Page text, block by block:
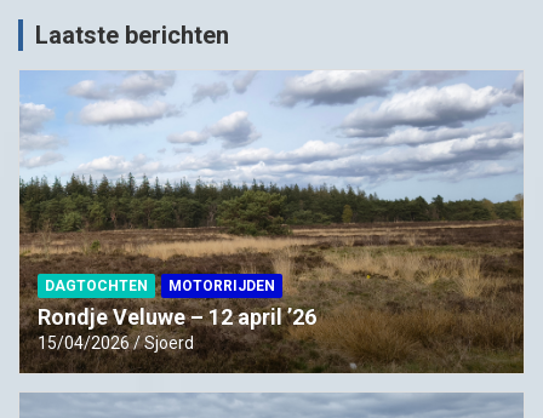
Laatste berichten
DAGTOCHTEN MOTORRIJDEN
Rondje Veluwe – 12 april ’26
15/04/2026 Sjoerd